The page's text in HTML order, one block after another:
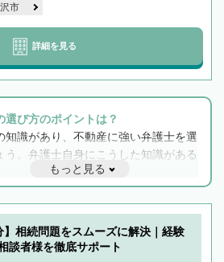
市
詳細を見る
選び方のポイントは？
知識があり、不動産に強い弁護士を選
う。弁護士自身にこうした知識がある
との連携もスムーズに進み、トラブル
ならず相続をトータルで任せることが
。また、相続は感情がからむ分野なの
リングも重要です。実際に電話や面談
弁護士と会話をしてウマが合う方に依
もっと見る
】相続問題をスムーズに解決｜経験
談者様を徹底サポート